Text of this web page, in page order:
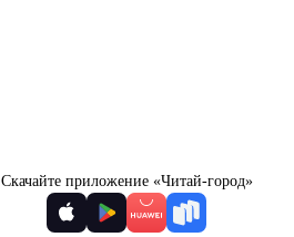
Скачайте приложение «Читай-город»